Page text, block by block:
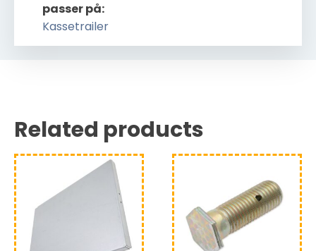
passer på:
Kassetrailer
Related products